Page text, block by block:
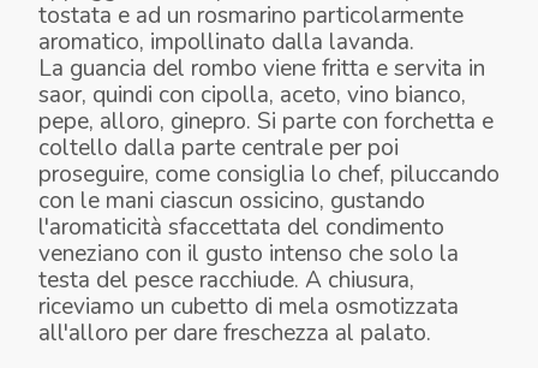
tostata e ad un rosmarino particolarmente
aromatico, impollinato dalla lavanda.
La guancia del rombo viene fritta e servita in
saor, quindi con cipolla, aceto, vino bianco,
pepe, alloro, ginepro. Si parte con forchetta e
coltello dalla parte centrale per poi
proseguire, come consiglia lo chef, piluccando
con le mani ciascun ossicino, gustando
l'aromaticità sfaccettata del condimento
veneziano con il gusto intenso che solo la
testa del pesce racchiude. A chiusura,
riceviamo un cubetto di mela osmotizzata
all'alloro per dare freschezza al palato.
SEPPIE, LATTUGA, AVOCADO, FASOLARI
FUSILLI E CIABATTONE AL LARDO DI